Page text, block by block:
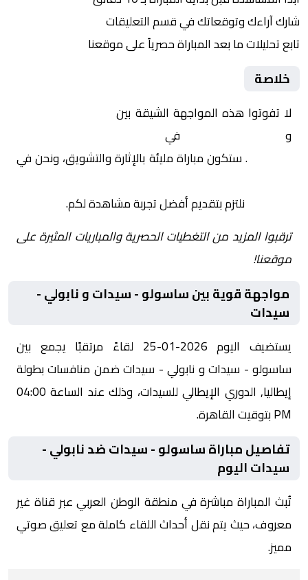
شارك آراءك وتوقعاتك في قسم التعليقات
تابع تحليلات ما بعد المباراة حصرياً على موقعنا
خلاصة
لا تفوتوا هذه المواجهة الشيقة بين
ونابولي – سيدات في
. ستكون مباراة مليئة بالإثارة والتشويق، ونحن في
نلتزم بتقديم أفضل تجربة مشاهدة لكم.
ترقبوا المزيد من التغطيات الحصرية والمباريات المثيرة على
موقعنا!
مواجهة قوية بين ساسولو - سيدات و نابولي -
سيدات
يستضيف اليوم 2026-01-25 لقاءً مرتقبًا يجمع بين
ساسولو - سيدات و نابولي - سيدات ضمن منافسات بطولة
إيطاليا, الدوري الإيطالي للسيدات، وذلك عند الساعة 04:00
PM بتوقيت القاهرة.
تفاصيل مباراة ساسولو - سيدات ضد نابولي -
سيدات اليوم
تُبث المباراة مباشرة في منطقة الوطن العربي عبر قناة غير
معروف، حيث يتم نقل أحداث اللقاء كاملة مع تعليق صوتي
مميز.